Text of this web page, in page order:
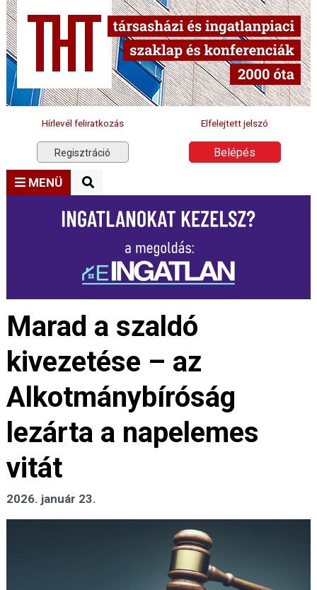
Hírlevél feliratkozás Elfelejtett jelszó
Regisztráció Belépés
MENÜ
Marad a szaldó
kivezetése – az
Alkotmánybíróság
lezárta a napelemes
vitát
2026. január 23.